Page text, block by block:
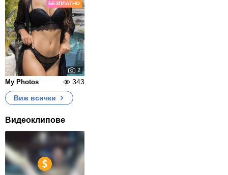
БЕЗПЛАТНО
2
My Photos
343
Виж всички
Видеоклипове